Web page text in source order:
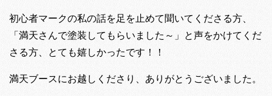
初心者マークの私の話を足を止めて聞いてくださる方、
「満天さんで塗装してもらいました～」と声をかけてくだ
さる方、とても嬉しかったです！！
満天ブースにお越しくださり、ありがとうございました。